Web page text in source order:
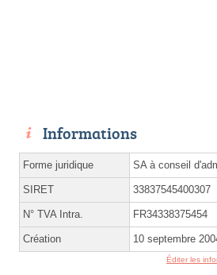
Informations
Forme juridique SA à conseil
SIRET 33837545400307
N° TVA Intra. FR34338375454
Création 10 septembre
Éditer les